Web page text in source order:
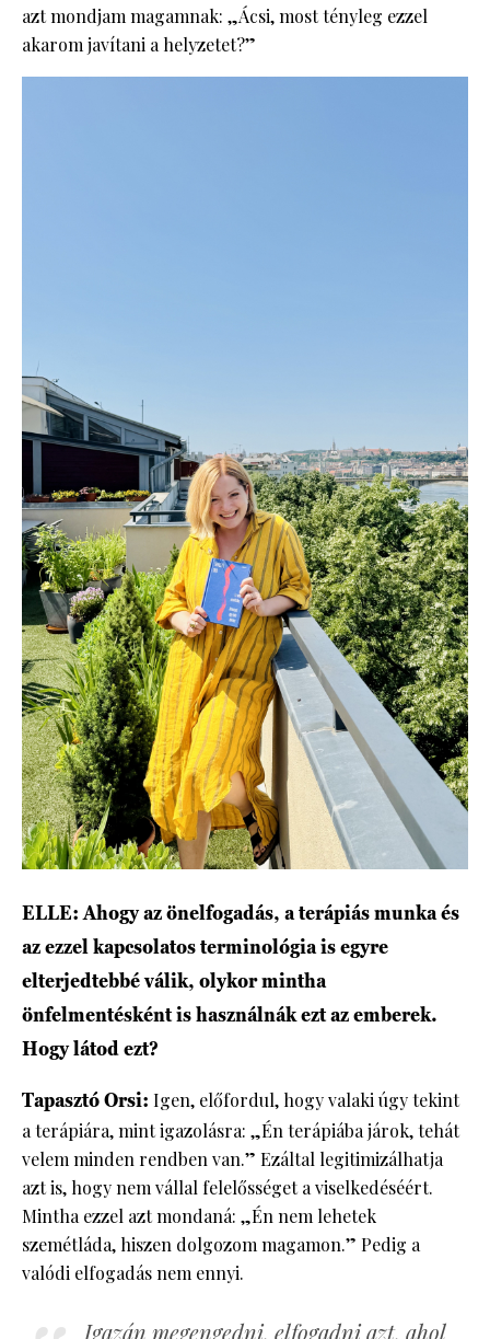
azt mondjam magamnak: „Ácsi, most tényleg ezzel
akarom javítani a helyzetet?”
ELLE: Ahogy az önelfogadás, a terápiás munka és
az ezzel kapcsolatos terminológia is egyre
elterjedtebbé válik, olykor mintha
önfelmentésként is használnák ezt az emberek.
Hogy látod ezt?
Tapasztó Orsi: Igen, előfordul, hogy valaki úgy tekint
a terápiára, mint igazolásra: „Én terápiába járok, tehát
velem minden rendben van.” Ezáltal legitimizálhatja
azt is, hogy nem vállal felelősséget a viselkedéséért.
Mintha ezzel azt mondaná: „Én nem lehetek
szemétláda, hiszen dolgozom magamon.” Pedig a
valódi elfogadás nem ennyi.
Igazán megengedni, elfogadni azt, ahol